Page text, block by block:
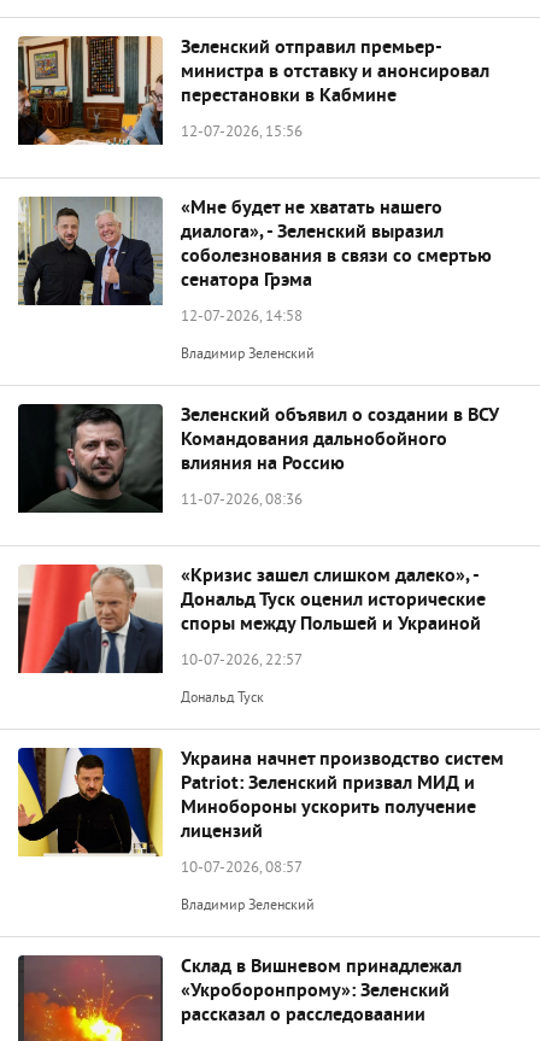
Зеленский отправил премьер-
министра в отставку и анонсировал
перестановки в Кабмине
12-07-2026, 15:56
«Мне будет не хватать нашего
диалога», - Зеленский выразил
соболезнования в связи со смертью
сенатора Грэма
12-07-2026, 14:58
Владимир Зеленский
Зеленский объявил о создании в ВСУ
Командования дальнобойного
влияния на Россию
11-07-2026, 08:36
«Кризис зашел слишком далеко», -
Дональд Туск оценил исторические
споры между Польшей и Украиной
10-07-2026, 22:57
Дональд Туск
Украина начнет производство систем
Patriot: Зеленский призвал МИД и
Минобороны ускорить получение
лицензий
10-07-2026, 08:57
Владимир Зеленский
Склад в Вишневом принадлежал
«Укроборонпрому»: Зеленский
рассказал о расследоваании